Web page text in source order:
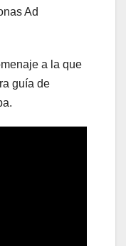
Ad
a la que
guía de